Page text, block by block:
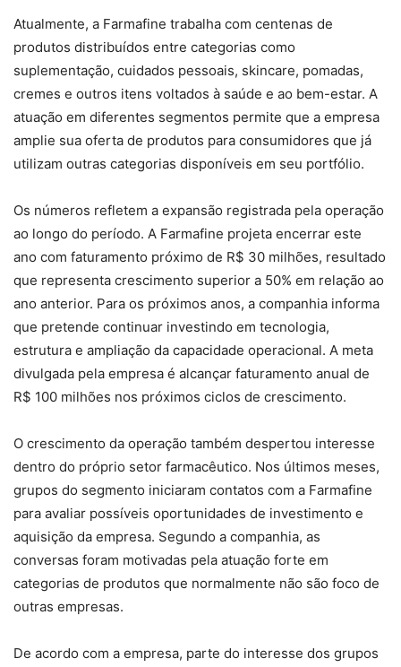
Atualmente, a Farmafine trabalha com centenas de
produtos distribuídos entre categorias como
suplementação, cuidados pessoais, skincare, pomadas,
cremes e outros itens voltados à saúde e ao bem-estar. A
atuação em diferentes segmentos permite que a empresa
amplie sua oferta de produtos para consumidores que já
utilizam outras categorias disponíveis em seu portfólio.
Os números refletem a expansão registrada pela operação
ao longo do período. A Farmafine projeta encerrar este
ano com faturamento próximo de R$ 30 milhões, resultado
que representa crescimento superior a 50% em relação ao
ano anterior. Para os próximos anos, a companhia informa
que pretende continuar investindo em tecnologia,
estrutura e ampliação da capacidade operacional. A meta
divulgada pela empresa é alcançar faturamento anual de
R$ 100 milhões nos próximos ciclos de crescimento.
O crescimento da operação também despertou interesse
dentro do próprio setor farmacêutico. Nos últimos meses,
grupos do segmento iniciaram contatos com a Farmafine
para avaliar possíveis oportunidades de investimento e
aquisição da empresa. Segundo a companhia, as
conversas foram motivadas pela atuação forte em
categorias de produtos que normalmente não são foco de
outras empresas.
De acordo com a empresa, parte do interesse dos grupos